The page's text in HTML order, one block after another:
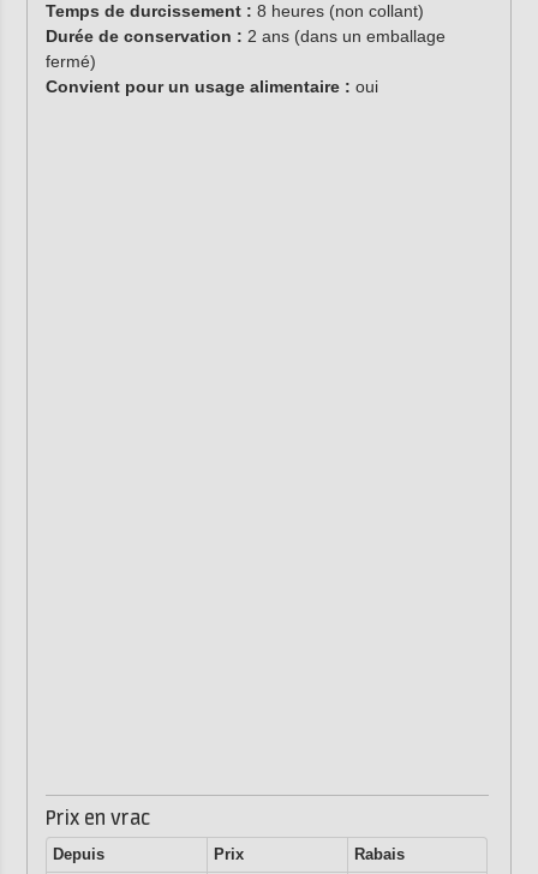
Temps de durcissement : 8 heures (non collant)
Durée de conservation : 2 ans (dans un emballage
fermé)
Convient pour un usage alimentaire : oui
Prix en vrac
Depuis Prix
Rabais